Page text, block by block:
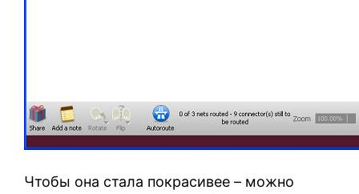
Чтобы она стала покрасивее – можно